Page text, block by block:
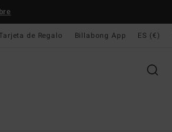
Tarjeta de Regalo Billabong App ES (€)